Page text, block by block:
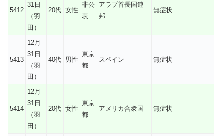
5412
31日
（羽
田）
20代 女性
非公
表
アラブ首長国連
邦
無症状
5413
12月
31日
（羽
田）
40代 男性
東京
都
スペイン 無症状
5414
12月
31日
（羽
田）
20代 女性
東京
都
アメリカ合衆国 無症状